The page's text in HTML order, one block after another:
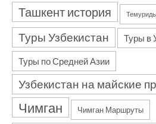
Ташкент история
Туры Узбекистан Туры в
Туры по Средней Азии
Узбекистан на майские
Чимган Чимган Маршруты